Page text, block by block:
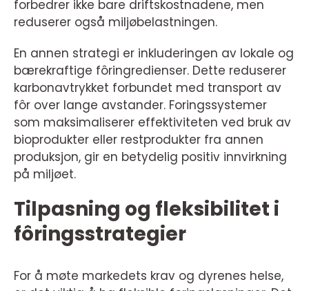
forbedrer ikke bare driftskostnadene, men
reduserer også miljøbelastningen.
En annen strategi er inkluderingen av lokale og
bærekraftige fôringredienser. Dette reduserer
karbonavtrykket forbundet med transport av
fôr over lange avstander. Foringssystemer
som maksimaliserer effektiviteten ved bruk av
bioprodukter eller restprodukter fra annen
produksjon, gir en betydelig positiv innvirkning
på miljøet.
Tilpasning og fleksibilitet i
fôringsstrategier
For å møte markedets krav og dyrenes helse,